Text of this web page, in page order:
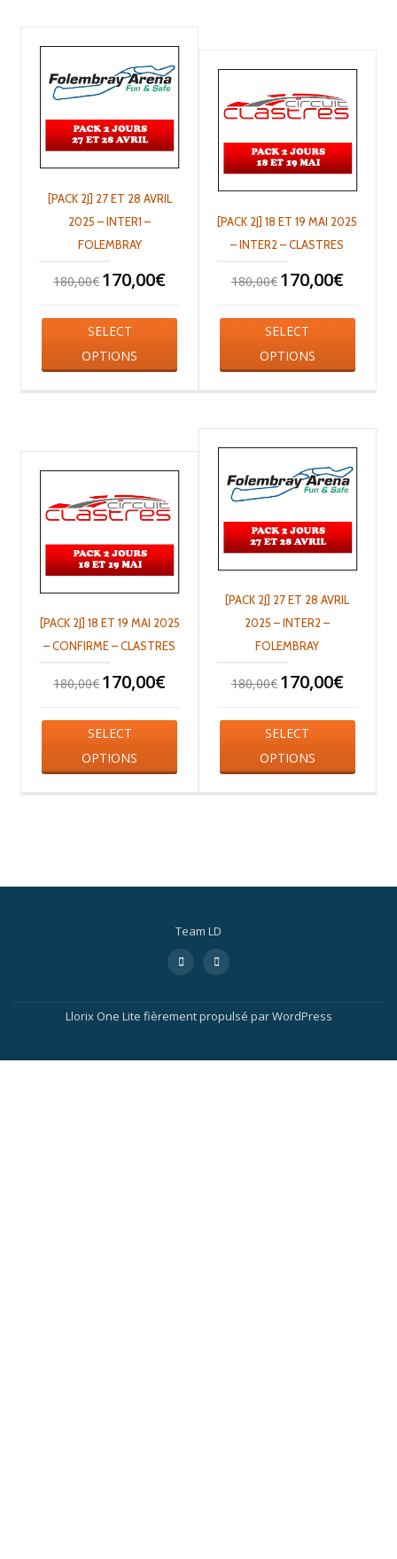
[PACK 2J] 27 ET 28 AVRIL
2025 – INTER1 –
FOLEMBRAY
180,00€ 170,00€
SELECT
OPTIONS
[PACK 2J] 18 ET 19 MAI 2025
– INTER2 – CLASTRES
180,00€ 170,00€
SELECT
OPTIONS
[PACK 2J] 18 ET 19 MAI 2025
– CONFIRME – CLASTRES
180,00€ 170,00€
SELECT
OPTIONS
[PACK 2J] 27 ET 28 AVRIL
2025 – INTER2 –
FOLEMBRAY
180,00€ 170,00€
SELECT
OPTIONS
Team LD
Llorix One Lite fièrement propulsé parWordPress